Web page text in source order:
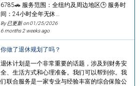
6785🚗 服务范围：全纽约及周边地区🕒 服务时
间：24小时全年无休…
By 已更新 on01/25/2026
6 months 2 weeks ago
你做了退休规划了吗？
退休计划是一个非常重要的话题，涉及到财务安
全、生活方式和心理准备。我们可以帮到你。我
们联合服务是一家专业与经验丰富的综合保险公